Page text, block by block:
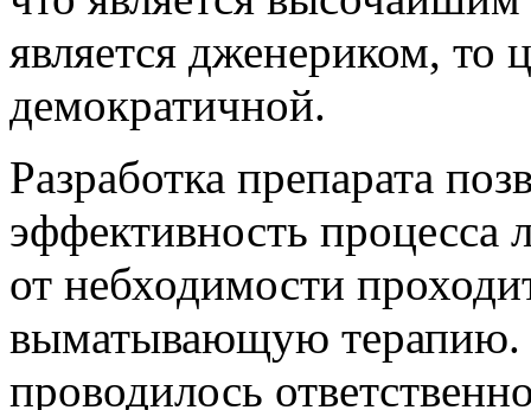
является дженериком, то
демократичной.
Разработка препарата
эффективность процесса
от небходимости
выматывающую терапию.
проводилось